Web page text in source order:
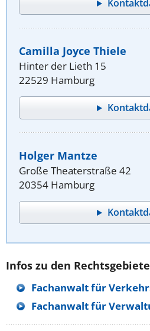
Camilla Joyce Thiele
Hinter der Lieth 15
22529 Hamburg
Holger Mantze
Große Theaterstraße 42
20354 Hamburg
Infos zu den
Fachanwalt für
Fachanwalt für